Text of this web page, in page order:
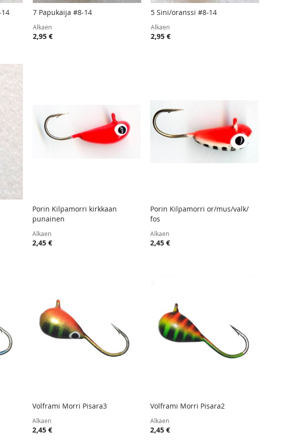
VERTAILUUN
VERTAILUUN
7 Papukaija #8-14
Alkaen
2,95 €
5 Sini/oranssi #8-14
Alkaen
2,95 €
TOIVELISTA
LISÄÄ
Lisää ostoskoriin TOIVELISTA
LISÄÄ
Porin Kilpamorri kirkkaan
punainen
Alkaen
2,45 €
Porin Kilpamorri or/mus/valk/
fos
Alkaen
2,45 €
VERTAILUUN
VERTAILUUN
Volframi Morri Pisara3
Alkaen
2,45 €
Volframi Morri Pisara2
Alkaen
2,45 €